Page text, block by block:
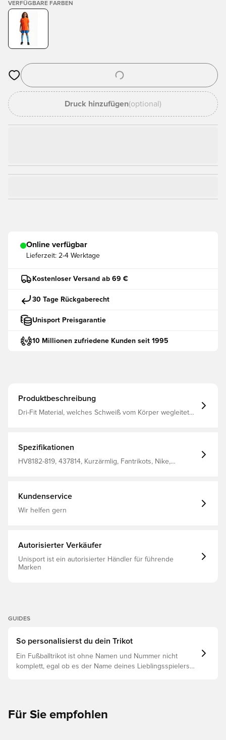
VERFÜGBARE FARBEN
Öffnet ein Fenster zum Anmelden oder Registrieren als
Druck hinzufügen(optional)
Online verfügbar
Lieferzeit: 2-4 Werktage
Kostenloser Versand ab 69 €
30 Tage Rückgaberecht
Unisport Preisgarantie
10 Millionen zufriedene Kunden seit 1995
Produktbeschreibung
Dri-Fit Material, welches Schweiß vom Körper wegleitet
Spezifikationen
HV8182-819, 437814, Kurzärmlig, Fantrikots, Nike,
Kundenservice
Wir helfen gern
Autorisierter Verkäufer
Unisport ist ein autorisierter Händler für führende
Marken
GUIDES
So personalisierst du dein Trikot
Ein Fußballtrikot ist ohne Namen und Nummer nicht
komplett, egal ob es der Name deines Lieblingsspielers
Für Sie empfohlen